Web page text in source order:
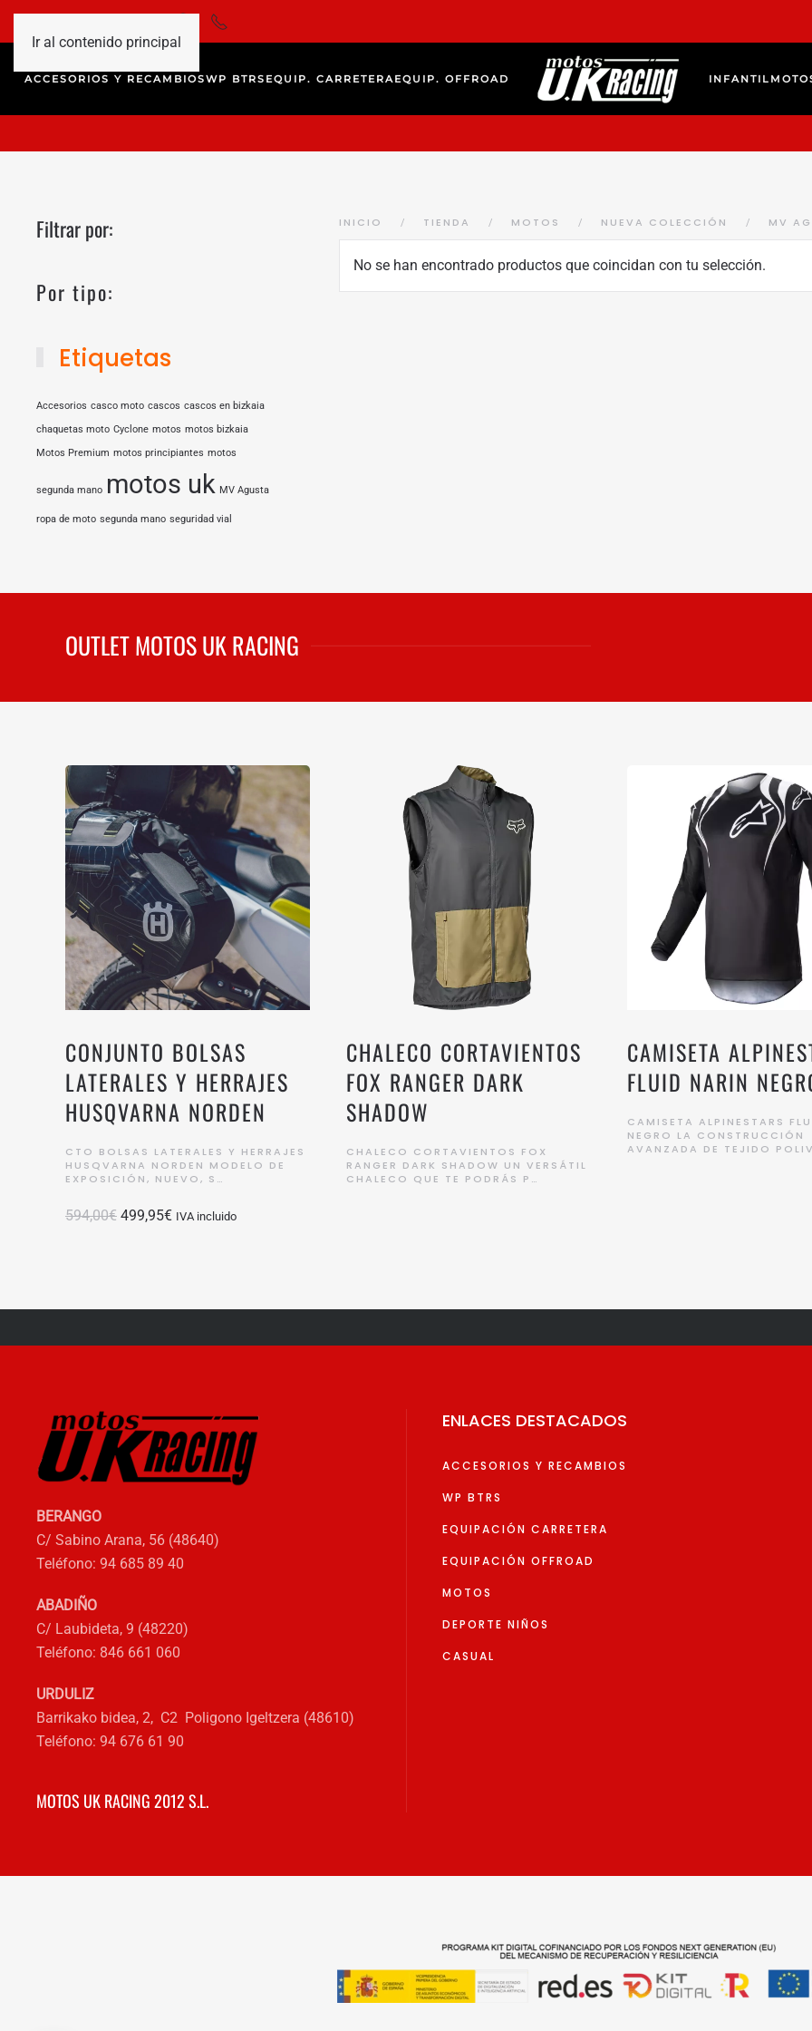
Ir al contenido principal
ACCESORIOS Y RECAMBIOSWP BTRS EQUIP. CARRETERA EQUIP. OFFROAD INFANTIL
Filtrar por:
Por tipo:
Etiquetas
Accesorios casco moto cascos cascos en bizkaia
chaquetas moto Cyclone motos motos bizkaia
Motos Premium motos principiantes motos
segunda mano motos uk MV Agusta
ropa de moto segunda mano seguridad vial
INICIO TIENDA MOTOS NUEVA COLECCIÓN MV
No se han encontrado productos que coincidan con tu selección.
OUTLET MOTOS UK RACING
CONJUNTO BOLSAS
LATERALES Y HERRAJES
HUSQVARNA NORDEN
CTO BOLSAS LATERALES Y HERRAJES
HUSQVARNA NORDEN MODELO DE
EXPOSICIÓN, NUEVO, S…
594,00€ El
594,00€.
499,95€El
499,95€.
IVA incluido
CHALECO CORTAVIENTOS
FOX RANGER DARK
SHADOW
CHALECO CORTAVIENTOS FOX
RANGER DARK SHADOW UN VERSÁTIL
CHALECO QUE TE PODRÁS P…
CAMISETA
FLUID NARIN
CAMISETA ALPINESTARS
NEGRO LA CONSTRUCCIÓN
AVANZADA DE TEJIDO
BERANGO
C/ Sabino Arana, 56 (48640)
Teléfono: 94 685 89 40
ABADIÑO
C/ Laubideta, 9 (48220)
Teléfono: 846 661 060
URDULIZ
Barrikako bidea, 2, C2 Poligono Igeltzera (48610)
Teléfono: 94 676 61 90
MOTOS UK RACING 2012 S.L.
ENLACES DESTACADOS
ACCESORIOS Y RECAMBIOS
WP BTRS
EQUIPACIÓN CARRETERA
EQUIPACIÓN OFFROAD
MOTOS
DEPORTE NIÑOS
CASUAL